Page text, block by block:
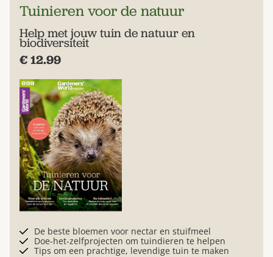
Tuinieren voor de natuur
Help met jouw tuin de natuur en
biodiversiteit
€ 12.99
De beste bloemen voor nectar en stuifmeel
Doe-het-zelfprojecten om tuindieren te helpen
Tips om een prachtige, levendige tuin te maken